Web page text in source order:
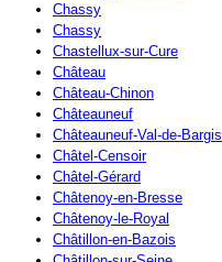
Chassy
Chassy
Chastellux-sur-Cure
Château
Château-Chinon
Châteauneuf
Châteauneuf-Val-de-Bargis
Châtel-Censoir
Châtel-Gérard
Châtenoy-en-Bresse
Châtenoy-le-Royal
Châtillon-en-Bazois